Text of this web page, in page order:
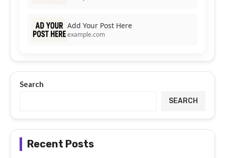
Add Your Post Here
example.com
Search
SEARCH
Recent Posts